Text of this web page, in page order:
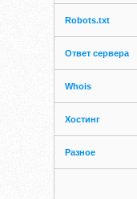
Robots.txt
Ответ сервера
Whois
Хостинг
Разное